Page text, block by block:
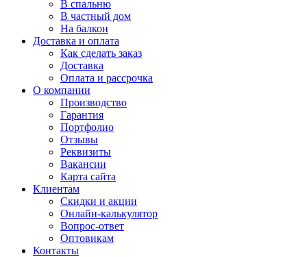
В спальню
В частный дом
На балкон
Доставка и оплата
Как сделать заказ
Доставка
Оплата и рассрочка
О компании
Производство
Гарантия
Портфолио
Отзывы
Реквизиты
Вакансии
Карта сайта
Клиентам
Скидки и акции
Онлайн-калькулятор
Вопрос-ответ
Оптовикам
Контакты